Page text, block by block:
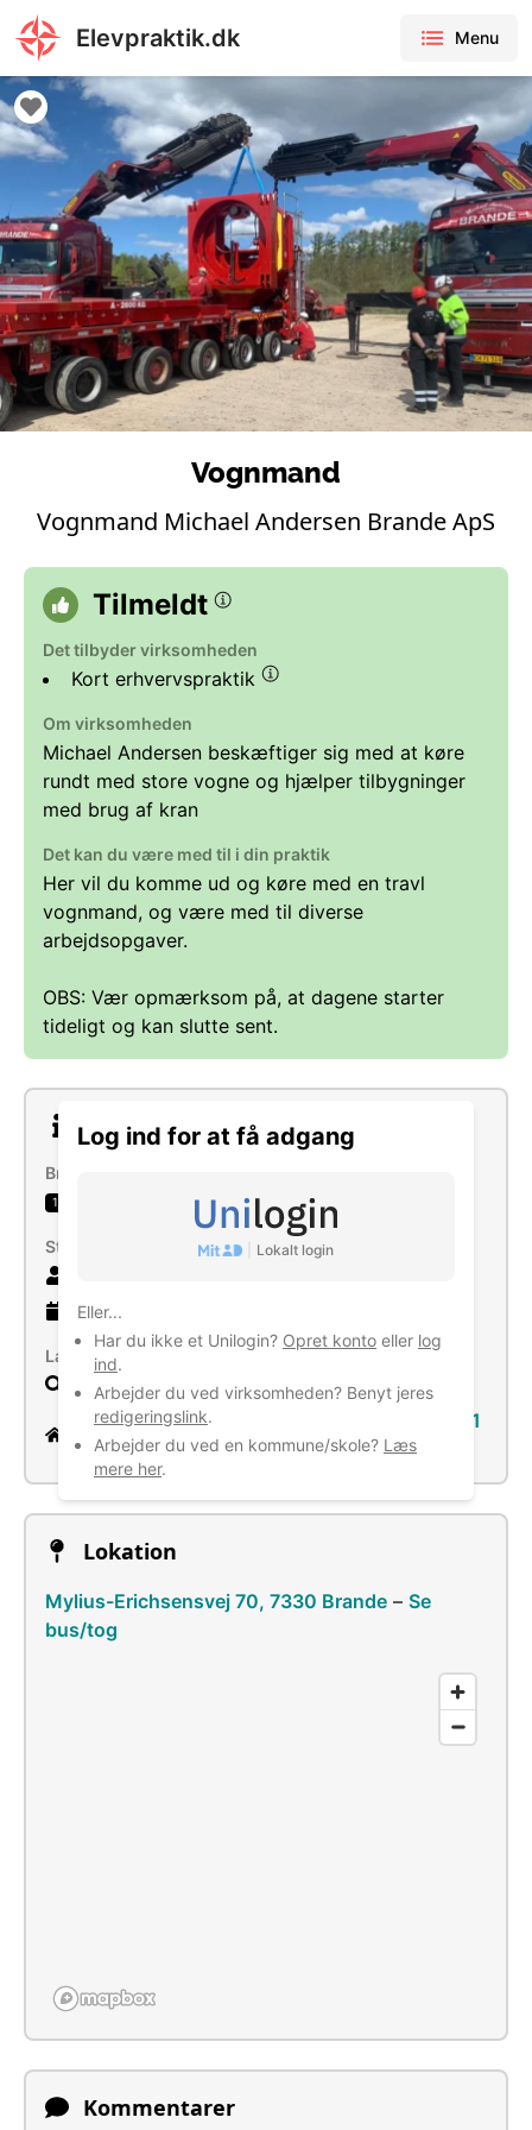
Elevpraktik.dk Menu
Log ind for at få adgang
Lokalt login
Eller...
Har du ikke et Unilogin? Opret konto eller log
ind.
Arbejder du ved virksomheden? Benyt jeres
redigeringslink.
Arbejder du ved en kommune/skole? Læs
mere her.
Vognmand
Vognmand Michael Andersen Brande ApS
Tilmeldt
Det tilbyder virksomheden
Kort erhvervspraktik
Om virksomheden
Michael Andersen beskæftiger sig med at køre
rundt med store vogne og hjælper tilbygninger
med brug af kran
Det kan du være med til i din praktik
Her vil du komme ud og køre med en travl
vognmand, og være med til diverse
arbejdsopgaver.
OBS: Vær opmærksom på, at dagene starter
tideligt og kan slutte sent.
Om virksomheden
Brancher
1 Vejgodstransport
Størrelse
8 år gammel virksomhed
Læs mere
Søg
https://www.facebook.com/profile.php?id=1
00039586913087
Lokation
Mylius-Erichsensvej 70, 7330 Brande – Se
bus/tog
Kommentarer